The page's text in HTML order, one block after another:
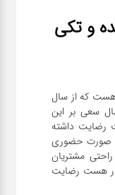
و تکی
هست که از سال
سعی بر این
رضایت داشته
صورت حضوری
مشتریان
هست رضایت